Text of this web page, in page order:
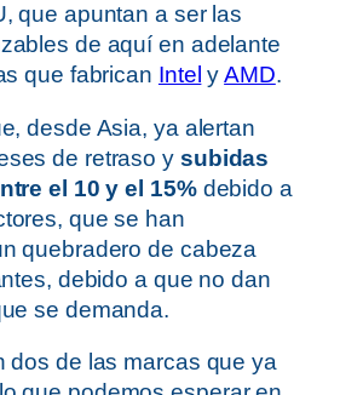
que apuntan a ser las
de aquí en adelante
que fabrican Intel yAMD.
desde Asia, ya alertan
de retraso y subidas
el 10 y el 15%debido a
que se han
quebradero de cabeza
debido a que no dan
se demanda.
dos de las marcas que ya